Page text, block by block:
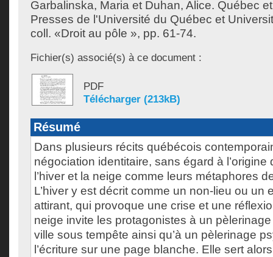
Garbalinska, Maria et Duhan, Alice. Québec
Presses de l'Université du Québec et
coll. «Droit au pôle », pp. 61-74.
Fichier(s) associé(s) à ce document :
PDF
Télécharger (213kB)
Résumé
Dans plusieurs récits québécois
négociation identitaire, sans égard à l’origine
l’hiver et la neige comme leurs métaphores
L’hiver y est décrit comme un non-lieu ou un
attirant, qui provoque une crise et une
neige invite les protagonistes à un
ville sous tempête ainsi qu’à un pèlerinage
l’écriture sur une page blanche. Elle sert